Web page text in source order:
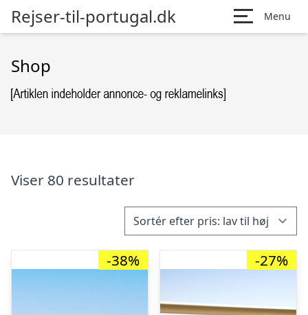
Rejser-til-portugal.dk Menu
Shop
Viser 80 resultater
-38% -27%